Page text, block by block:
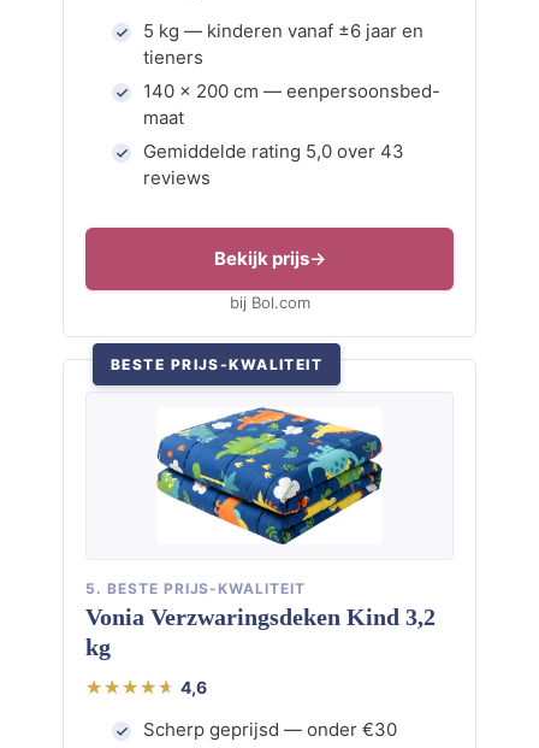
5 kg — kinderen vanaf ±6 jaar en
tieners
140 × 200 cm — eenpersoonsbed-
maat
Gemiddelde rating 5,0 over 43
reviews
Bekijk prijs
bij Bol.com
BESTE PRIJS-KWALITEIT
5. BESTE PRIJS-KWALITEIT
Vonia Verzwaringsdeken Kind 3,2
kg
4,6
Scherp geprijsd — onder €30